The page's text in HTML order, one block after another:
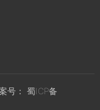
号： 蜀ICP备